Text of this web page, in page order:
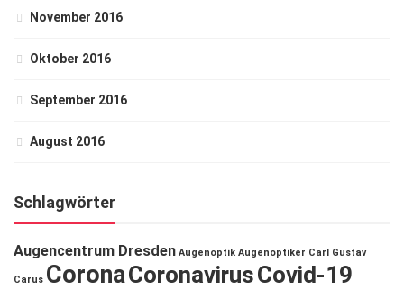
November 2016
Oktober 2016
September 2016
August 2016
Schlagwörter
Augencentrum Dresden Augenoptik Augenoptiker Carl Gustav
Carus CoronaCoronavirusCovid-19